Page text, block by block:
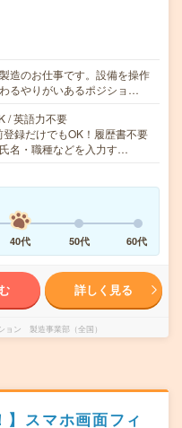
造のお仕事です。設備を操作
るやりがいあるポジショ…
/ 英語力不要
録だけでもOK！履歴書不要
名・職種などを入力す…
40代 50代 60代
詳しく見る
ョン 製造事業部（全国）
】スマホ画面フィ